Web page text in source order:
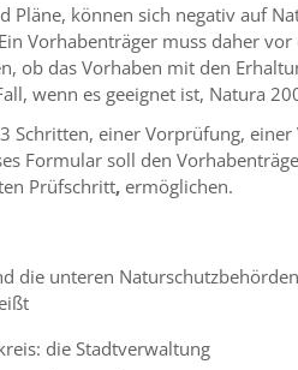
Pläne, können sich negativ auf
Vorhabenträger muss daher
ob das Vorhaben mit den
wenn es geeignet ist, Natura
Schritten, einer Vorprüfung,
Formular soll den
Prüfschritt, ermöglichen.
die unteren
die Stadtverwaltung